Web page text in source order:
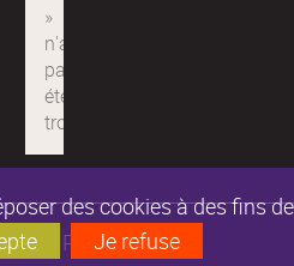
des cookies à des fins
Je refuse
Partenaires